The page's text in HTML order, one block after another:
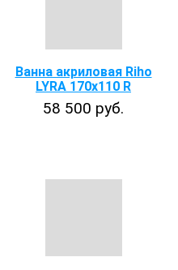
Ванна акриловая Riho
LYRA 170x110 R
58 500 руб.